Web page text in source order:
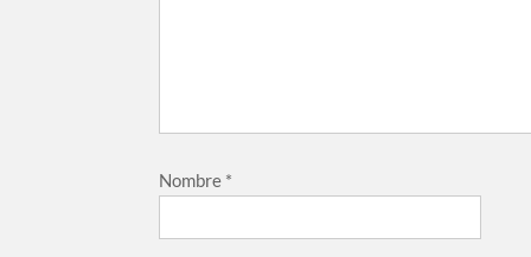
Nombre *